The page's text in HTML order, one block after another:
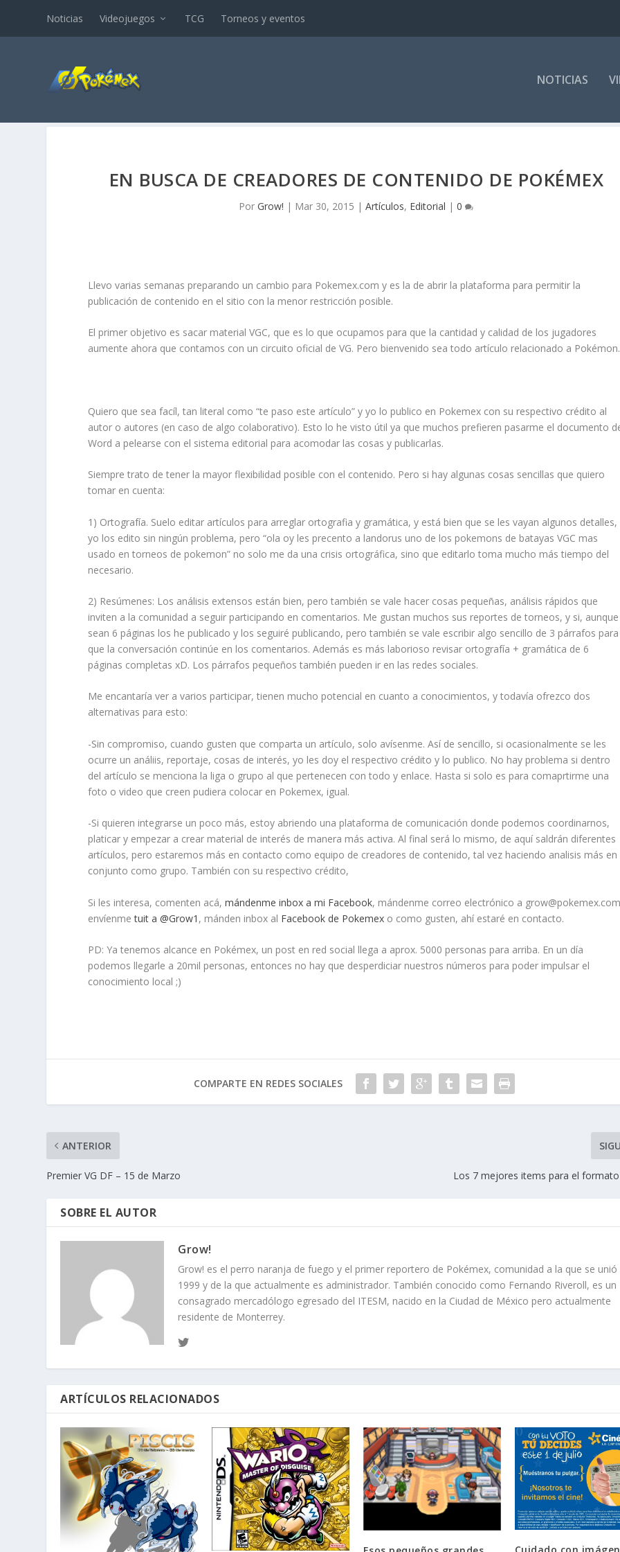
Noticias Videojuegos TCG Torneos y eventos
NOTICIAS
EN BUSCA DE CREADORES DE CONTENIDO DE POKÉMEX
PorGrow! | Mar 30, 2015 |Artículos, Editorial |0
Llevo varias semanas preparando un cambio para Pokemex.com y es la de abrir la plataforma para permitir la
publicación de contenido en el sitio con la menor restricción posible.
El primer objetivo es sacar material VGC, que es lo que ocupamos para que la cantidad y calidad de los jugadores
aumente ahora que contamos con un circuito oficial de VG. Pero bienvenido sea todo artículo relacionado a Pokémon.
Quiero que sea facíl, tan literal como “te paso este artículo” y yo lo publico en Pokemex con su respectivo crédito al
autor o autores (en caso de algo colaborativo). Esto lo he visto útil ya que muchos prefieren pasarme el documento
Word a pelearse con el sistema editorial para acomodar las cosas y publicarlas.
Siempre trato de tener la mayor flexibilidad posible con el contenido. Pero si hay algunas cosas sencillas que quiero
tomar en cuenta:
1) Ortografía. Suelo editar artículos para arreglar ortografia y gramática, y está bien que se les vayan algunos detalles,
yo los edito sin ningún problema, pero “ola oy les precento a landorus uno de los pokemons de batayas VGC mas
usado en torneos de pokemon” no solo me da una crisis ortográfica, sino que editarlo toma mucho más tiempo del
necesario.
2) Resúmenes: Los análisis extensos están bien, pero también se vale hacer cosas pequeñas, análisis rápidos que
inviten a la comunidad a seguir participando en comentarios. Me gustan muchos sus reportes de torneos, y si, aunque
sean 6 páginas los he publicado y los seguiré publicando, pero también se vale escribir algo sencillo de 3 párrafos para
que la conversación continúe en los comentarios. Además es más laborioso revisar ortografía + gramática de 6
páginas completas xD. Los párrafos pequeños también pueden ir en las redes sociales.
Me encantaría ver a varios participar, tienen mucho potencial en cuanto a conocimientos, y todavía ofrezco dos
alternativas para esto:
-Sin compromiso, cuando gusten que comparta un artículo, solo avísenme. Así de sencillo, si ocasionalmente se les
ocurre un análiis, reportaje, cosas de interés, yo les doy el respectivo crédito y lo publico. No hay problema si dentro
del artículo se menciona la liga o grupo al que pertenecen con todo y enlace. Hasta si solo es para comaprtirme una
foto o video que creen pudiera colocar en Pokemex, igual.
-Si quieren integrarse un poco más, estoy abriendo una plataforma de comunicación donde podemos coordinarnos,
platicar y empezar a crear material de interés de manera más activa. Al final será lo mismo, de aquí saldrán diferentes
artículos, pero estaremos más en contacto como equipo de creadores de contenido, tal vez haciendo analisis más en
conjunto como grupo. También con su respectivo crédito,
Si les interesa, comenten acá,mándenme inbox a mi Facebook, mándenme correo electrónico a
envíenmetuit a @Grow1 , mánden inbox al Facebook de Pokemex o como gusten, ahí estaré en contacto.
PD: Ya tenemos alcance en Pokémex, un post en red social llega a aprox. 5000 personas para arriba. En un día
podemos llegarle a 20mil personas, entonces no hay que desperdiciar nuestros números para poder impulsar el
conocimiento local ;)
COMPARTE EN REDES SOCIALES
ANTERIOR
Premier VG DF – 15 de Marzo Los 7 mejores items para el formato
SOBRE EL AUTOR
Grow!
Grow! es el perro naranja de fuego y el primer reportero de Pokémex, comunidad a la que se unió
1999 y de la que actualmente es administrador. También conocido como Fernando Riveroll, es un
consagrado mercadólogo egresado del ITESM, nacido en la Ciudad de México pero actualmente
residente de Monterrey.
ARTÍCULOS RELACIONADOS